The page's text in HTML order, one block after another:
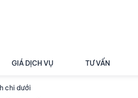
GIÁ DỊCH VỤ TƯ VẤN
chi dưới